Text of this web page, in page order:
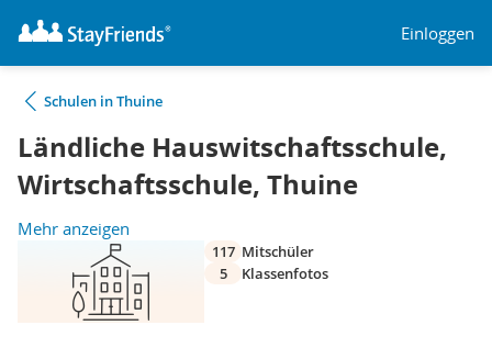
Einloggen
Schulen in Thuine
Ländliche Hauswitschaftsschule,
Wirtschaftsschule, Thuine
Mehr anzeigen
117 Mitschüler
5
Klassenfotos